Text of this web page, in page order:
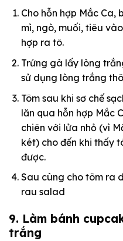
Cho hỗn hợp Mắc Ca,
mì, ngò, muối, tiêu
hợp ra tô.
Trứng gà lấy lòng
sử dụng lòng trắng
Tôm sau khi sơ chế
lăn qua hỗn hợp Mắc
chiên với lửa nhỏ (vì
két) cho đến khi thấy
được.
Sau cùng cho tôm ra
rau salad
9. Làm bánh
trắng